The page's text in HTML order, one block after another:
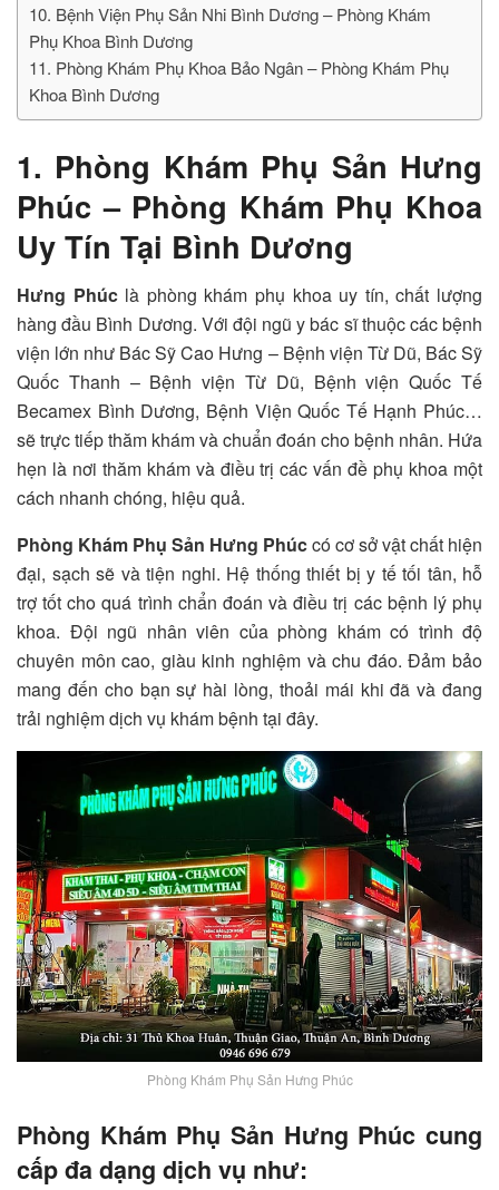
10. Bệnh Viện Phụ Sản Nhi Bình Dương – Phòng Khám
Phụ Khoa Bình Dương
11. Phòng Khám Phụ Khoa Bảo Ngân – Phòng Khám Phụ
Khoa Bình Dương
1. Phòng Khám Phụ Sản Hưng
Phúc – Phòng Khám Phụ Khoa
Uy Tín Tại Bình Dương
Hưng Phúclà phòng khám phụ khoa uy tín, chất lượng
hàng đầu Bình Dương. Với đội ngũ y bác sĩ thuộc các bệnh
viện lớn như Bác Sỹ Cao Hưng – Bệnh viện Từ Dũ, Bác Sỹ
Quốc Thanh – Bệnh viện Từ Dũ, Bệnh viện Quốc Tế
Becamex Bình Dương, Bệnh Viện Quốc Tế Hạnh Phúc…
sẽ trực tiếp thăm khám và chuẩn đoán cho bệnh nhân. Hứa
hẹn là nơi thăm khám và điều trị các vấn đề phụ khoa một
cách nhanh chóng, hiệu quả.
Phòng Khám Phụ Sản Hưng Phúccó cơ sở vật chất hiện
đại, sạch sẽ và tiện nghi. Hệ thống thiết bị y tế tối tân, hỗ
trợ tốt cho quá trình chẩn đoán và điều trị các bệnh lý phụ
khoa. Đội ngũ nhân viên của phòng khám có trình độ
chuyên môn cao, giàu kinh nghiệm và chu đáo. Đảm bảo
mang đến cho bạn sự hài lòng, thoải mái khi đã và đang
trải nghiệm dịch vụ khám bệnh tại đây.
Phòng Khám Phụ Sản Hưng Phúc
Phòng Khám Phụ Sản Hưng Phúc cung
cấp đa dạng dịch vụ như: